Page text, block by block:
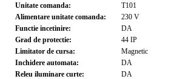
Unitate comanda:
T101
Alimentare unitate comanda:
230 V
Functie incetinire:
DA
Grad de protectie:
44 IP
Limitator de cursa:
Magnetic
Inchidere automata:
DA
Releu iluminare curte:
DA